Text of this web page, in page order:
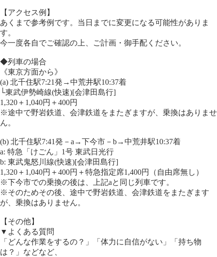
【アクセス例】
あくまで参考例です。当日までに変更になる可能性がありま
す。
今一度各自でご確認の上、ご計画・御手配ください。
◆列車の場合
《東京方面から》
(a) 北千住駅7:21発→中荒井駅10:37着
└東武伊勢崎線(快速)[会津田島行]
1,320＋1,040円＋400円
※途中で野岩鉄道、会津鉄道をまたぎますが、乗換はありませ
ん。
(b) 北千住駅7:41発－a→下今市－b→中荒井駅10:37着
a: 特急「けごん」1号 東武日光行
b: 東武鬼怒川線(快速)[会津田島行]
1,320＋1,040円＋400円＋特急指定席1,400円（自由席無し）
※下今市での乗換の後は、上記aと同じ列車です。
※そのためその後、途中で野岩鉄道、会津鉄道をまたぎます
が、乗換はありません。
【その他】
▼よくある質問
「どんな作業をするの？」「体力に自信がない」「持ち物
は？」などなど、